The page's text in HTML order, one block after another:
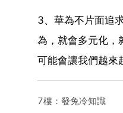
3、華為不片面追
為，就會多元化，
可能會讓我們越來
7樓：發兔冷知識